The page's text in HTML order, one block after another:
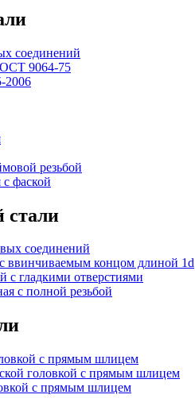
соединений
9064-75
2006
резьбой
фаской
соединений
ввинчиваемым концом длиной 1d
гладкими отверстиями
с полной резьбой
с прямым шлицем
головкой с прямым шлицем
с прямым шлицем